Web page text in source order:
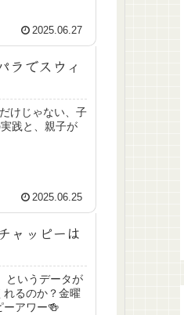
2025.06.27
ラでスウィ
けじゃない、子
践と、親子が
2025.06.25
ャッピーは
というデータが
るのか？金曜
ーアワー🍻